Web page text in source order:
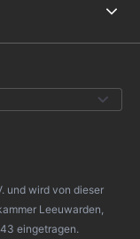
und wird von dieser
Leeuwarden,
eingetragen.